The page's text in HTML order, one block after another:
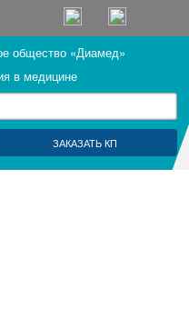
общество «Диамед»
в медицине
ЗАКАЗАТЬ КП